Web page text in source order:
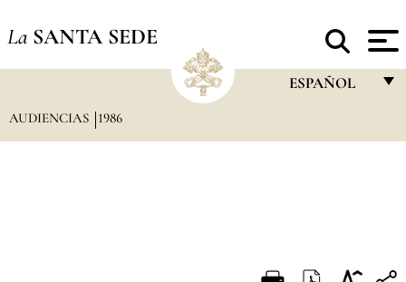
La SANTA SEDE
ESPAÑOL
AUDIENCIAS 1986